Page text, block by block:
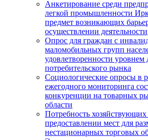
Анкетирование среди
легкой промышленности
предмет возникающих
осуществлении деятельности
Опрос для граждан с
маломобильных групп
удовлетворенности уровнем
потребительского рынка
Социологические опросы в
ежегодного мониторинга
конкуренции на товарных
области
Потребность хозяйствующих
предоставлении мест для
нестационарных торговых